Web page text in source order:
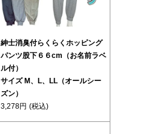
紳士消臭付らくらくホッピング
パンツ股下６６cm（お名前ラベ
ル付）
サイズ M、L、LL（オールシー
ズン）
3,278円 (税込)